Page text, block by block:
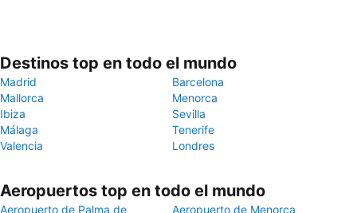
Destinos top en todo el mundo
Madrid
Barcelona
Mallorca
Menorca
Ibiza
Sevilla
Málaga
Tenerife
Valencia
Londres
Aeropuertos top en todo el mundo
Aeropuerto de Palma de Aeropuerto de Menorca